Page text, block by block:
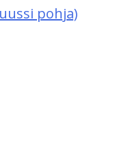
pohja)